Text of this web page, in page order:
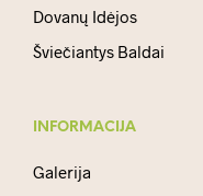
Dovanų Idėjos
Šviečiantys Baldai
INFORMACIJA
Galerija